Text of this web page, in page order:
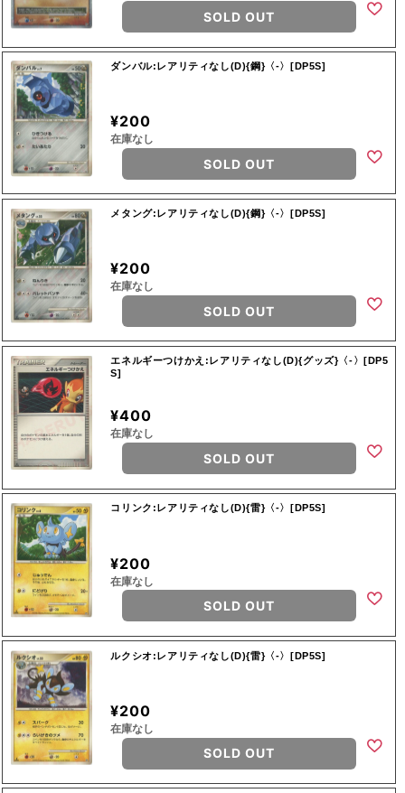
SOLD OUT
ダンバル:レアリティなし(D){鋼}〈-〉[DP5S]
¥200
在庫なし
SOLD OUT
メタング:レアリティなし(D){鋼}〈-〉[DP5S]
¥200
在庫なし
SOLD OUT
エネルギーつけかえ:レアリティなし(D){グッズ}〈-〉[DP5
S]
¥400
在庫なし
SOLD OUT
コリンク:レアリティなし(D){雷}〈-〉[DP5S]
¥200
在庫なし
SOLD OUT
ルクシオ:レアリティなし(D){雷}〈-〉[DP5S]
¥200
在庫なし
SOLD OUT